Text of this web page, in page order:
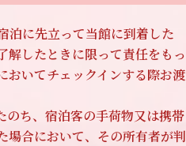
に先立って当館に到着した
解したときに限って責任をもっ
おいてチェックインする際お渡
のち、宿泊客の手荷物又は携帯
場合において、その所有者が判